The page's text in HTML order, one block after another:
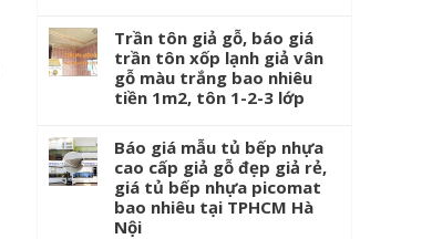
Trần tôn giả gỗ, báo giá
trần tôn xốp lạnh giả vân
gỗ màu trắng bao nhiêu
tiền 1m2, tôn 1-2-3 lớp
Báo giá mẫu tủ bếp nhựa
cao cấp giả gỗ đẹp giả rẻ,
giá tủ bếp nhựa picomat
bao nhiêu tại TPHCM Hà
Nội